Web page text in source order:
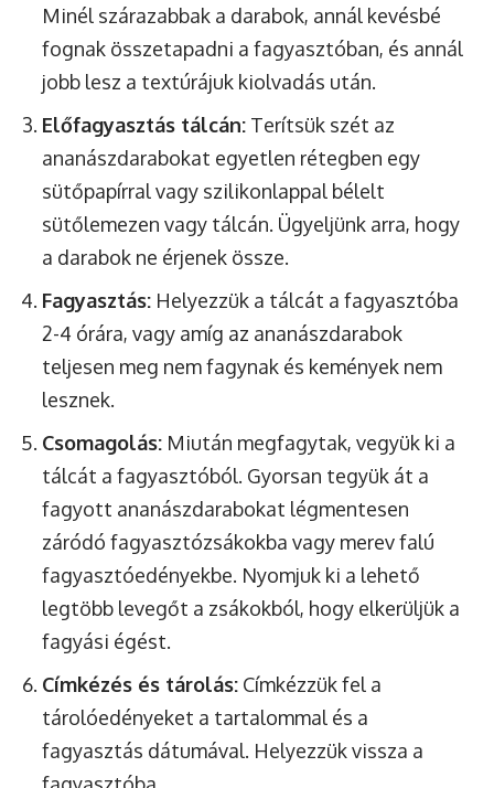
Minél szárazabbak a darabok, annál kevésbé
fognak összetapadni a fagyasztóban, és annál
jobb lesz a textúrájuk kiolvadás után.
Előfagyasztás tálcán: Terítsük szét az
ananászdarabokat egyetlen rétegben egy
sütőpapírral vagy szilikonlappal bélelt
sütőlemezen vagy tálcán. Ügyeljünk arra, hogy
a darabok ne érjenek össze.
Fagyasztás: Helyezzük a tálcát a fagyasztóba
2-4 órára, vagy amíg az ananászdarabok
teljesen meg nem fagynak és kemények nem
lesznek.
Csomagolás: Miután megfagytak, vegyük ki a
tálcát a fagyasztóból. Gyorsan tegyük át a
fagyott ananászdarabokat légmentesen
záródó fagyasztózsákokba vagy merev falú
fagyasztóedényekbe. Nyomjuk ki a lehető
legtöbb levegőt a zsákokból, hogy elkerüljük a
fagyási égést.
Címkézés és tárolás: Címkézzük fel a
tárolóedényeket a tartalommal és a
fagyasztás dátumával. Helyezzük vissza a